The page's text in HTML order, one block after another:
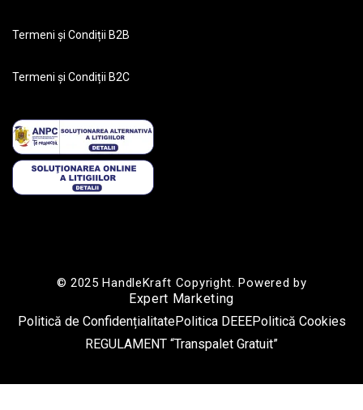
Termeni și Condiții B2B
Termeni și Condiții B2C
© 2025 HandleKraft Copyright. Powered by
Expert Marketing
Politică de ConfidențialitatePolitica DEEEPolitică Cookies
REGULAMENT “Transpalet Gratuit”